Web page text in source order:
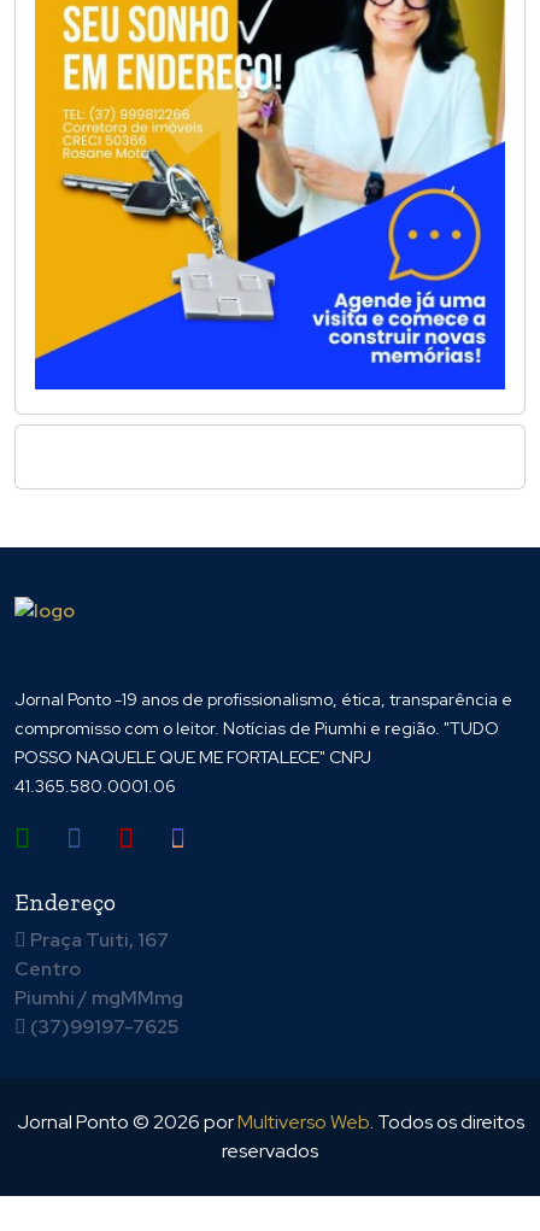
Jornal Ponto -19 anos de profissionalismo, ética, transparência e
compromisso com o leitor. Notícias de Piumhi e região. "TUDO
POSSO NAQUELE QUE ME FORTALECE" CNPJ
41.365.580.0001.06
Endereço
Praça Tuiti, 167
Centro
Piumhi / mgMMmg
(37)99197-7625
Jornal Ponto ©2026porMultiverso Web. Todos os direitos
reservados